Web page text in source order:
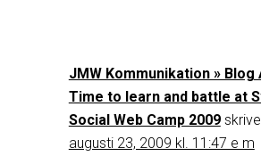
JMW Kommunikation » Blog
Time to learn and battle at
Social Web Camp 2009
augusti 23, 2009 kl. 11:47 e m